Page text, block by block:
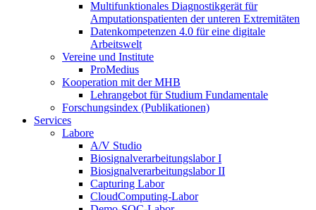
Multifunktionales Diagnostikgerät für
Amputationspatienten der unteren Extremitäten
Datenkompetenzen 4.0 für eine digitale
Arbeitswelt
Vereine und Institute
ProMedius
Kooperation mit der MHB
Lehrangebot für Studium Fundamentale
Forschungsindex (Publikationen)
Services
Labore
A/V Studio
Biosignalverarbeitungslabor I
Biosignalverarbeitungslabor II
Capturing Labor
CloudComputing-Labor